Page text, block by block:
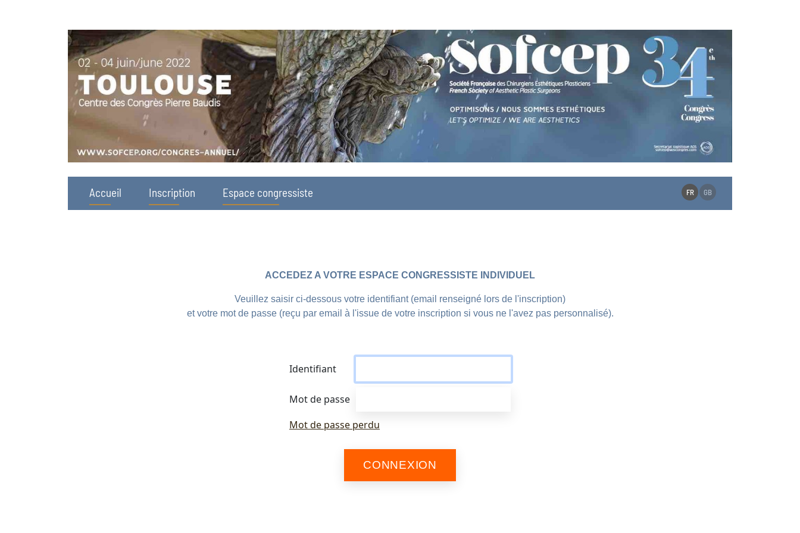
Accueil Inscription Espace congressiste FR GB
ACCEDEZ A VOTRE ESPACE CONGRESSISTE INDIVIDUEL
Veuillez saisir ci-dessous votre identifiant (email renseigné lors de l'inscription)
et votre mot de passe (reçu par email à l'issue de votre inscription si vous ne l'avez pas personnalisé).
Identifiant
Mot de passe
Mot de passe perdu